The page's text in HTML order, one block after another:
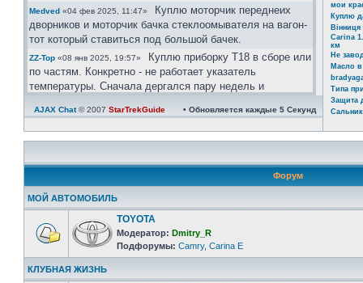
Medved «04 фев 2025, 11:47»
Куплю моторчик переднеих
дворников и моторчик бачка стеклоомывателя на вагон-
тот который ставиться под большой бачек.
ZZ-Top «08 янв 2025, 19:57»
Куплю приборку Т18 в сборе или
по частям. Конкретно - не работает указатель
температуры. Сначала дергался пару недель и
icestas«24 май 2024, 22:19»Ахринеть конечно, красавцы!
"Дополнительные поля профиля". В звязку з великим
обємом ботів, так можливо буде ідентифікувати чи ви
реальний користувач чи бот.
Користувачі в яких не вказана марка і модел авто та рік
випуску активовані не будуть.
Юра«08 апр 2024, 21:08»https://invite.viber.com/?
g2=AQAtPOOoAP ... zA&lang=ru
Юра«08 апр 2024, 21:06»
AJAX Chat© 2007 StarTrekGuide • Обновляется каждые 5 Секунд
мои
Куплю
Carina
км
Не
Масло в
Типа
Защита
Форум
МОЙ АВТОМОБИЛЬ
TOYOTA
Модератор: Dmitry_R
Подфорумы: Camry, Carina E
КЛУБНАЯ ЖИЗНЬ